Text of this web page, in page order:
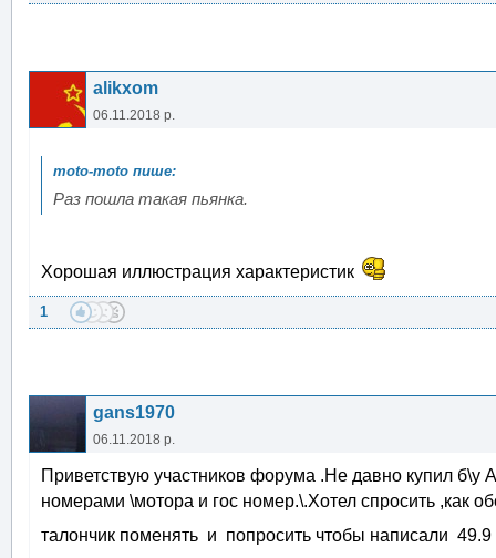
alikxom
06.11.2018 р.
Раз пошла такая пьянка.
Хорошая иллюстрация характеристик
1
gans1970
06.11.2018 р.
Приветствую участников форума .Не давно купил
номерами \мотора и гос номер.\.Хотел спросить ,как
талончик поменять и попросить чтобы написали